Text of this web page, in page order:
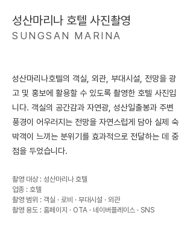
성산마리나 호텔 사진촬영
SUNGSAN MARINA
성산마리나호텔의 객실, 외관, 부대시설, 전망을 광
고 및 홍보에 활용할 수 있도록 촬영한 호텔 사진입
니다. 객실의 공간감과 자연광, 성산일출봉과 주변
풍경이 어우러지는 전망을 자연스럽게 담아 실제 숙
박객이 느끼는 분위기를 효과적으로 전달하는 데 중
점을 두었습니다.
촬영 대상 : 성산마리나 호텔
업종 : 호텔
촬영 범위 : 객실 · 로비 · 부대시설 · 외관
촬영 용도 : 홈페이지 · OTA · 네이버플레이스 · SNS